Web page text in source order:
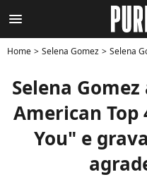
menu
Home Selena Gomez Selena Gomez
Selena
American Top
You" e